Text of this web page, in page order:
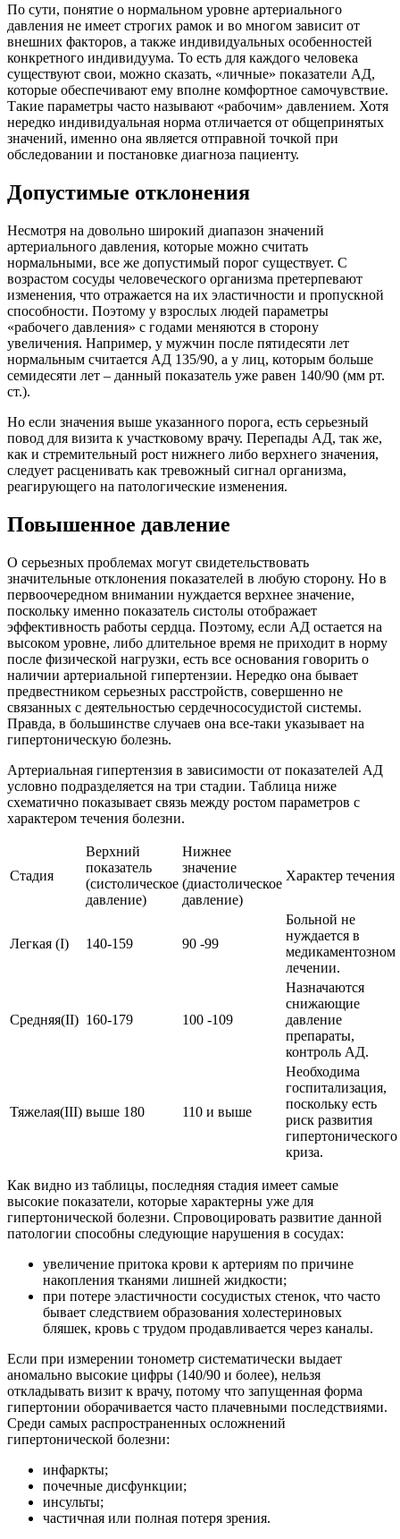
По сути, понятие о нормальном уровне артериального
давления не имеет строгих рамок и во многом зависит от
внешних факторов, а также индивидуальных особенностей
конкретного индивидуума. То есть для каждого человека
существуют свои, можно сказать, «личные» показатели АД,
которые обеспечивают ему вполне комфортное самочувствие.
Такие параметры часто называют «рабочим» давлением. Хотя
нередко индивидуальная норма отличается от общепринятых
значений, именно она является отправной точкой при
обследовании и постановке диагноза пациенту.
Допустимые отклонения
Несмотря на довольно широкий диапазон значений
артериального давления, которые можно считать
нормальными, все же допустимый порог существует. С
возрастом сосуды человеческого организма претерпевают
изменения, что отражается на их эластичности и пропускной
способности. Поэтому у взрослых людей параметры
«рабочего давления» с годами меняются в сторону
увеличения. Например, у мужчин после пятидесяти лет
нормальным считается АД 135/90, а у лиц, которым больше
семидесяти лет – данный показатель уже равен 140/90 (мм рт.
ст.).
Но если значения выше указанного порога, есть серьезный
повод для визита к участковому врачу. Перепады АД, так же,
как и стремительный рост нижнего либо верхнего значения,
следует расценивать как тревожный сигнал организма,
реагирующего на патологические изменения.
Повышенное давление
О серьезных проблемах могут свидетельствовать
значительные отклонения показателей в любую сторону. Но в
первоочередном внимании нуждается верхнее значение,
поскольку именно показатель систолы отображает
эффективность работы сердца. Поэтому, если АД остается на
высоком уровне, либо длительное время не приходит в норму
после физической нагрузки, есть все основания говорить о
наличии артериальной гипертензии. Нередко она бывает
предвестником серьезных расстройств, совершенно не
связанных с деятельностью сердечнососудистой системы.
Правда, в большинстве случаев она все-таки указывает на
гипертоническую болезнь.
Артериальная гипертензия в зависимости от показателей АД
условно подразделяется на три стадии. Таблица ниже
схематично показывает связь между ростом параметров с
характером течения болезни.
Стадия
Верхний
показатель
(систолическое
давление)
Нижнее
значение
(диастолическое
давление)
Характер течения
Легкая (I) 140-159 90 -99
Больной не
нуждается в
медикаментозном
лечении.
Средняя(II) 160-179 100 -109
Назначаются
снижающие
давление
препараты,
контроль АД.
Тяжелая(III) выше 180 110 и выше
Необходима
госпитализация,
поскольку есть
риск развития
гипертонического
криза.
Как видно из таблицы, последняя стадия имеет самые
высокие показатели, которые характерны уже для
гипертонической болезни. Спровоцировать развитие данной
патологии способны следующие нарушения в сосудах:
увеличение притока крови к артериям по причине
накопления тканями лишней жидкости;
при потере эластичности сосудистых стенок, что часто
бывает следствием образования холестериновых
бляшек, кровь с трудом продавливается через каналы.
Если при измерении тонометр систематически выдает
аномально высокие цифры (140/90 и более), нельзя
откладывать визит к врачу, потому что запущенная форма
гипертонии оборачивается часто плачевными последствиями.
Среди самых распространенных осложнений
гипертонической болезни:
инфаркты;
почечные дисфункции;
инсульты;
частичная или полная потеря зрения.